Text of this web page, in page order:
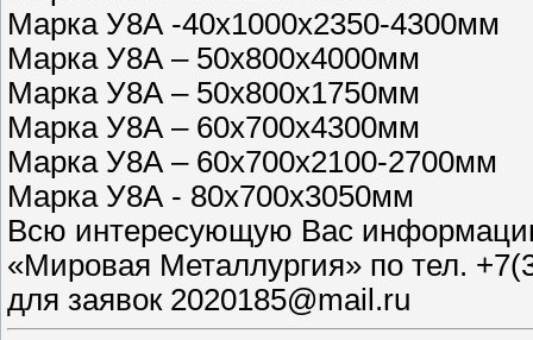
Марка У8А -40х1000х2350-4300мм
Марка У8А – 50х800х4000мм
Марка У8А – 50х800х1750мм
Марка У8А – 60х700х4300мм
Марка У8А – 60х700х2100-2700мм
Марка У8А - 80х700х3050мм
Всю интересующую Вас
«Мировая Металлургия» по тел.
для заявок 2020185@mail.ru